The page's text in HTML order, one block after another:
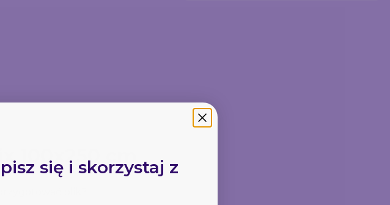
100x250 cm
plik?
się i skorzystaj z